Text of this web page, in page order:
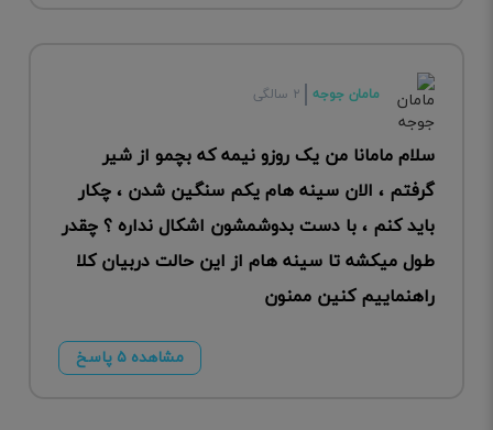
مامان جوجه ۲ سالگی
سلام مامانا من یک روزو نیمه که بچمو از شیر
گرفتم ، الان سینه هام یکم سنگین شدن ، چکار
باید کنم ، با دست بدوشمشون اشکال نداره ؟ چقدر
طول میکشه تا سینه هام از این حالت دربیان کلا
راهنماییم کنین ممنون
مشاهده ۵ پاسخ